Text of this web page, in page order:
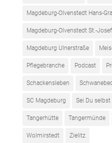
Magdeburg-Olvenstedt Hans-
Magdeburg-Olvenstedt St.-
Magdeburg Ulnerstraße
Pflegebranche Podcast
Schackensleben
SC Magdeburg Sei Du selbst
Tangerhütte Tangermünde
Wolmirstedt Zielitz